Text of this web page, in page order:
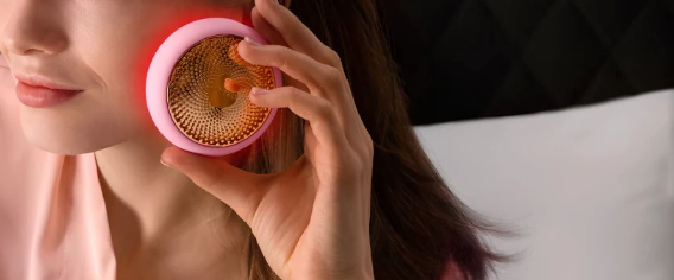
Moje zamówienia
Moje subskrypcje